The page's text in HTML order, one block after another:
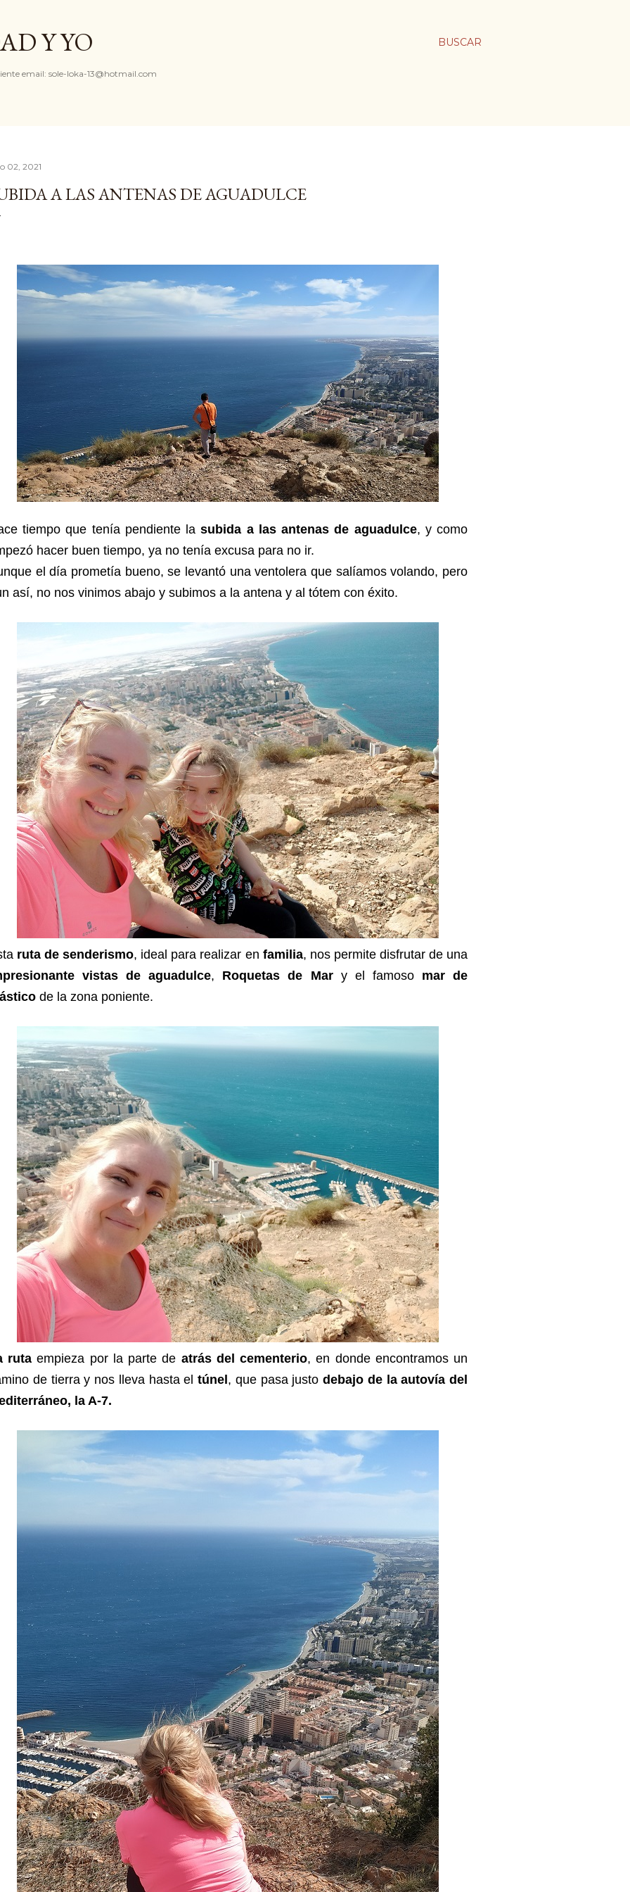
BUSCAR
Y YO
email: sole-loka-13@hotmail.com
02, 2021
A LAS ANTENAS DE AGUADULCE
tiempo que tenía pendiente lasubida a las antenas de aguadulce, y como
hacer buen tiempo, ya no tenía excusa para no ir.
el día prometía bueno, se levantó una ventolera que salíamos volando, pero
así, no nos vinimos abajo y subimos a la antena y al tótem con éxito.
ruta de senderismo, ideal para realizar en familia, nos permite disfrutar de una
vistas de aguadulce, Roquetas de Mary el famoso mar de
de la zona poniente.
ruta empieza por la parte de atrás del cementerio, en donde encontramos un
de tierra y nos lleva hasta el túnel , que pasa justo debajo de la autovía del
la A-7.